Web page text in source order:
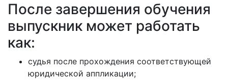
После завершения обучения
выпускник может работать
как:
судья после прохождения соответствующей
юридической аппликации;